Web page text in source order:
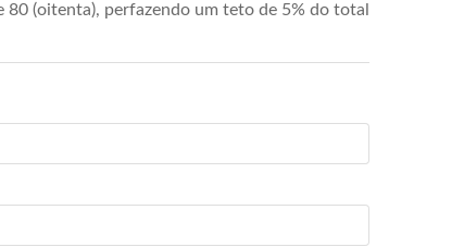
(oitenta), perfazendo um teto de 5% do total